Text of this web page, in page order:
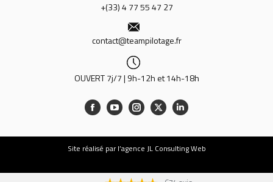
+(33) 4 77 55 47 27
contact@teampilotage.fr
OUVERT 7j/7 | 9h-12h et 14h-18h
Site réalisé par l’agence JL Consulting Web